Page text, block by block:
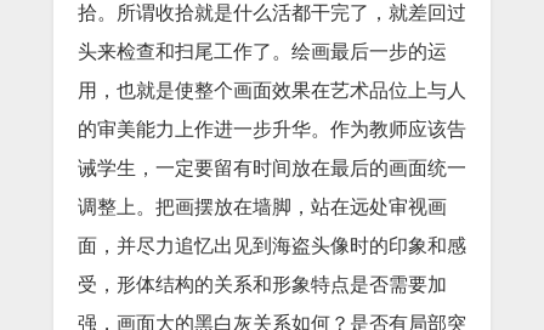
拾。所谓收拾就是什么活都干完了，就差回过
头来检查和扫尾工作了。绘画最后一步的运
用，也就是使整个画面效果在艺术品位上与人
的审美能力上作进一步升华。作为教师应该告
诫学生，一定要留有时间放在最后的画面统一
调整上。把画摆放在墙脚，站在远处审视画
面，并尽力追忆出见到海盗头像时的印象和感
受，形体结构的关系和形象特点是否需要加
强，画面大的黑白灰关系如何？是否有局部突